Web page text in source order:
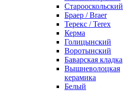
Старооскольский
Браер / Braer
Терекс / Terex
Керма
Голицынский
Воротынский
Баварская кладка
Вышневолоцкая
керамика
Белый